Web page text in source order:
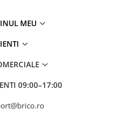
MEU
09:00–17:00